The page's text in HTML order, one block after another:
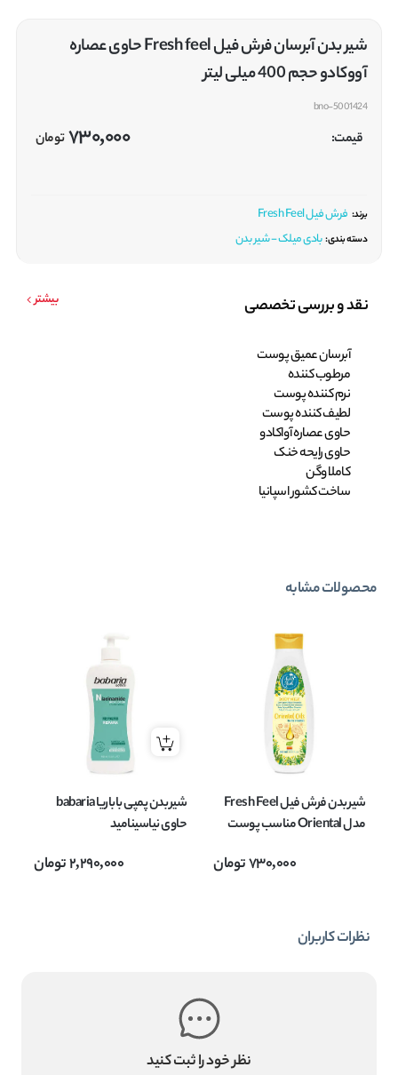
شیر بدن آبرسان فرش فیل Fresh feel حاوی عصاره
آووکادو حجم 400 میلی لیتر
bno-5001424
قیمت: 730,000تومان
برند: فرش فیل Fresh Feel
دسته بندی: بادی میلک - شیر بدن
نقد و بررسی تخصصی بیشتر
آبرسان عمیق پوست
مرطوب کننده
نرم کننده پوست
لطیف کننده پوست
حاوی عصاره آواکادو
حاوی رایحه خنک
کاملا وگن
ساخت کشور اسپانیا
محصولات مشابه
شیر بدن فرش فیل Fresh Feel
مدل Oriental مناسب پوست
730,000تومان
شیر بدن پمپی باباریا babaria
حاوی نیاسینامید
حساس حجم 400 میل2,290,000تومان
نظرات کاربران
نظر خود را ثبت کنید